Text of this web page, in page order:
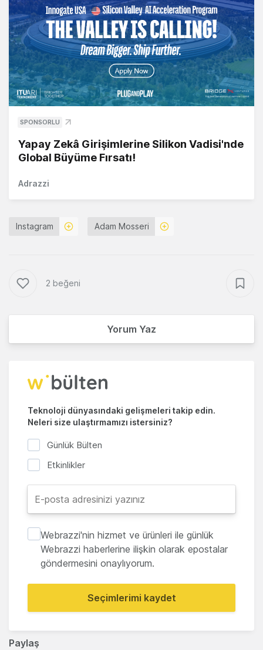
Paylaş
SPONSORLU
Yapay Zekâ Girişimlerine Silikon Vadisi'nde
Global Büyüme Fırsatı!
Adrazzi
Instagram Adam Mosseri
2 beğeni
Yorum Yaz
Teknoloji dünyasındaki gelişmeleri takip edin.
Neleri size ulaştırmamızı istersiniz?
Günlük Bülten
Etkinlikler
Webrazzi'nin hizmet ve ürünleri ile günlük
Webrazzi haberlerine ilişkin olarak epostalar
göndermesini onaylıyorum.
Seçimlerimi kaydet